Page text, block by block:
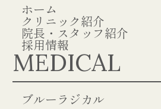
ホーム
クリニック紹介
院長・スタッフ紹介
採用情報
MEDICAL
ブルーラジカル